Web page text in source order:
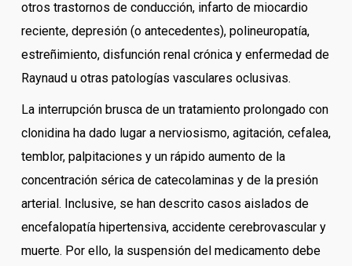
otros trastornos de conducción, infarto de miocardio
reciente, depresión (o antecedentes), polineuropatía,
estreñimiento, disfunción renal crónica y enfermedad de
Raynaud u otras patologías vasculares oclusivas.
La interrupción brusca de un tratamiento prolongado con
clonidina ha dado lugar a nerviosismo, agitación, cefalea,
temblor, palpitaciones y un rápido aumento de la
concentración sérica de catecolaminas y de la presión
arterial. Inclusive, se han descrito casos aislados de
encefalopatía hipertensiva, accidente cerebrovascular y
muerte. Por ello, la suspensión del medicamento debe